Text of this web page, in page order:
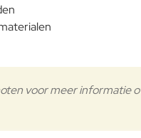
voor meer informatie